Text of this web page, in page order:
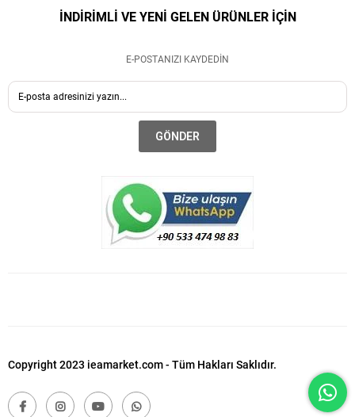
İNDİRİMLİ VE YENİ GELEN ÜRÜNLER İÇİN
E-POSTANIZI KAYDEDİN
GÖNDER
Copyright 2023 ieamarket.com - Tüm Hakları Saklıdır.